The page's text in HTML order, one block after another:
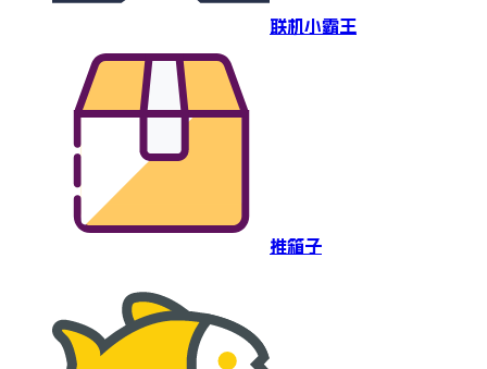
联机小霸王
推箱子